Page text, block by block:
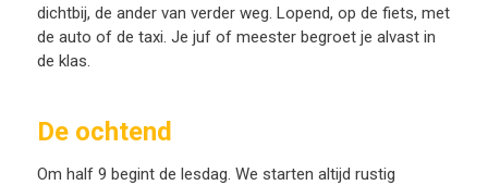
dichtbij, de ander van verder weg. Lopend, op de fiets, met
de auto of de taxi. Je juf of meester begroet je alvast in
de klas.
De ochtend
Om half 9 begint de lesdag. We starten altijd rustig